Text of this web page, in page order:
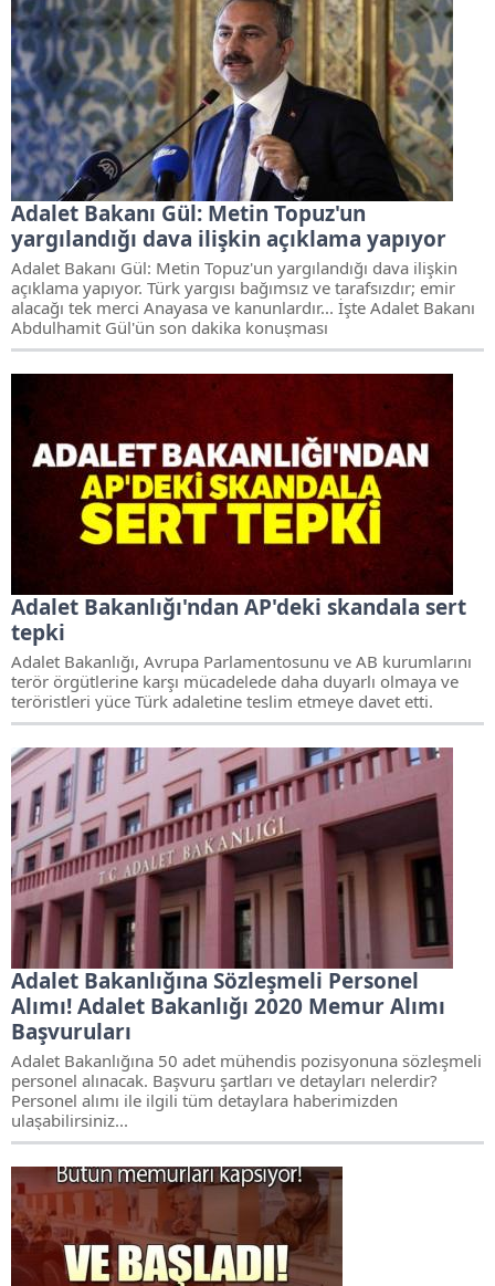
Adalet Bakanı Gül: Metin Topuz'un
yargılandığı dava ilişkin açıklama yapıyor
Adalet Bakanı Gül: Metin Topuz'un yargılandığı dava ilişkin
açıklama yapıyor. Türk yargısı bağımsız ve tarafsızdır; emir
alacağı tek merci Anayasa ve kanunlardır... İşte Adalet Bakanı
Abdulhamit Gül'ün son dakika konuşması
Adalet Bakanlığı'ndan AP'deki skandala sert
tepki
Adalet Bakanlığı, Avrupa Parlamentosunu ve AB kurumlarını
terör örgütlerine karşı mücadelede daha duyarlı olmaya ve
teröristleri yüce Türk adaletine teslim etmeye davet etti.
Adalet Bakanlığına Sözleşmeli Personel
Alımı! Adalet Bakanlığı 2020 Memur Alımı
Başvuruları
Adalet Bakanlığına 50 adet mühendis pozisyonuna sözleşmeli
personel alınacak. Başvuru şartları ve detayları nelerdir?
Personel alımı ile ilgili tüm detaylara haberimizden
ulaşabilirsiniz...